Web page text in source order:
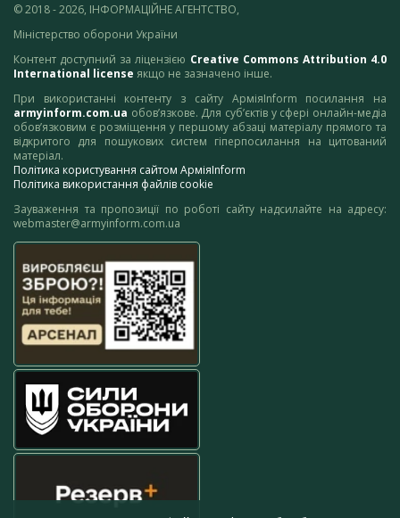
© 2018 - 2026, ІНФОРМАЦІЙНЕ АГЕНТСТВО,
Міністерство оборони України
Контент доступний за ліцензією Creative Commons Attribution 4.0
International license якщо не зазначено інше.
При використанні контенту з сайту АрміяInform посилання на
armyinform.com.ua обов’язкове. Для суб’єктів у сфері онлайн-медіа
обов’язковим є розміщення у першому абзаці матеріалу прямого та
відкритого для пошукових систем гіперпосилання на цитований
матеріал.
Політика користування сайтом АрміяInform
Політика використання файлів cookie
Зауваження та пропозиції по роботі сайту надсилайте на адресу:
webmaster@armyinform.com.ua